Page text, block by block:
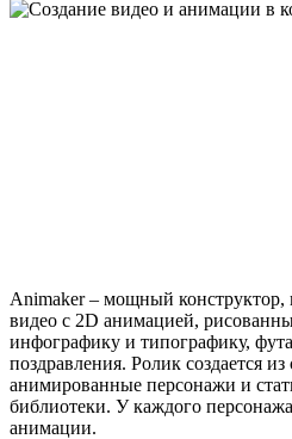
Animaker – мощный конструктор,
видео с 2D анимацией,
инфографику и типографику,
поздравления. Ролик создается
анимированные персонажи и
библиотеки. У каждого
анимации.